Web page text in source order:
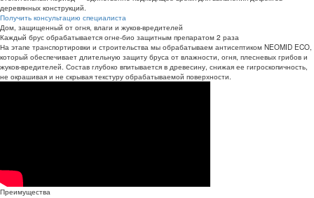
деревянных конструкций.
Получить консультацию специалиста
Дом, защищенный от огня, влаги и жуков-вредителей
Каждый брус обрабатывается огне-био защитным препаратом 2 раза
На этапе транспортировки и строительства мы обрабатываем антисептиком NEOMID ECO,
который обеспечивает длительную защиту бруса от влажности, огня, плесневых грибов и
жуков-вредителей. Состав глубоко впитывается в древесину, снижая ее гигроскопичность,
не окрашивая и не скрывая текстуру обрабатываемой поверхности.
Преимущества